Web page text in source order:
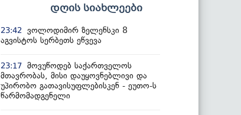
დღის სიახლეები
23:42
ვოლოდიმირ ზელენსკი 8
აგვისტოს სერბეთს ეწვევა
23:17 მოვუწოდებ საქართველოს
მთავრობას, მისი დაუყოვნებლივი და
უპირობო გათავისუფლებისკენ - ეუთო-ს
წარმომადგენელი